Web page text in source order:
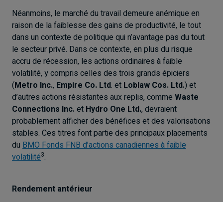
Néanmoins, le marché du travail demeure anémique en
raison de la faiblesse des gains de productivité, le tout
dans un contexte de politique qui n’avantage pas du tout
le secteur privé. Dans ce contexte, en plus du risque
accru de récession, les actions ordinaires à faible
volatilité, y compris celles des trois grands épiciers
(Metro Inc., Empire Co. Ltd. et Loblaw Cos. Ltd.) et
d’autres actions résistantes aux replis, comme Waste
Connections Inc.et Hydro One Ltd., devraient
probablement afficher des bénéfices et des valorisations
stables. Ces titres font partie des principaux placements
du BMO Fonds FNB d’actions canadiennes à faible
volatilité3.
Rendement antérieur